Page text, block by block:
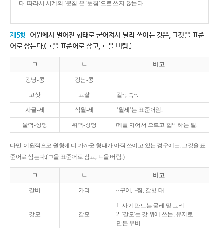
다. 따라서 시계의 ‘분침’은 ‘푼침’으로 쓰지 않는다.
제5항 어원에서 멀어진 형태로 굳어져서 널리 쓰이는 것은, 그것을 표준
어로 삼는다.(ㄱ을 표준어로 삼고, ㄴ을 버림.)
ㄱ ㄴ 비고
강낭-콩 강남-콩
고삿 고샅 겉~, 속~.
사글-세 삭월-세 ‘월세’는 표준어임.
울력-성당 위력-성당 떼를 지어서 으르고 협박하는 일.
다만, 어원적으로 원형에 더 가까운 형태가 아직 쓰이고 있는 경우에는, 그것을 표
준어로 삼는다.(ㄱ을 표준어로 삼고, ㄴ을 버림.)
ㄱ ㄴ 비고
갈비 가리 ~구이, ~찜, 갈빗-대.
갓모 갈모
1. 사기 만드는 물레 밑 고리.
2. '갈모'는 갓 위에 쓰는, 유지로
만든 우비.